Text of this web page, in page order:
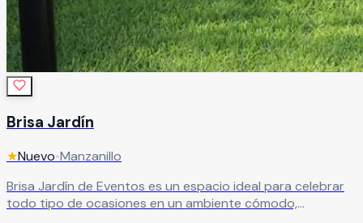
Brisa Jardín
★Nuevo•Manzanillo
Brisa Jardín de Eventos es un espacio ideal para celebrar
todo tipo de ocasiones en un ambiente cómodo,